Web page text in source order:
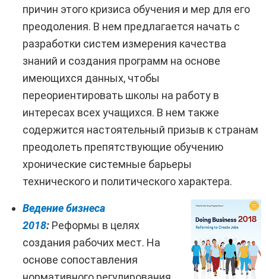
причин этого кризиса обучения и мер для его
преодоления. В нем предлагается начать с
разработки систем измерения качества
знаний и создания программ на основе
имеющихся данных, чтобы
переориентировать школы на работу в
интересах всех учащихся. В нем также
содержится настоятельный призыв к странам
преодолеть препятствующие обучению
хронические системные барьеры
технического и политического характера.
Ведение бизнеса
2018: Реформы в целях
создания рабочих мест. На
основе сопоставления